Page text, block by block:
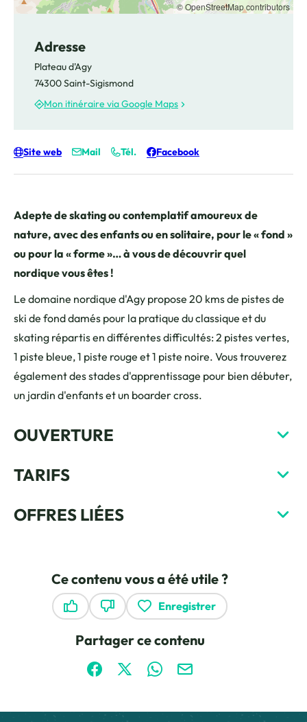
Adepte de skating ou contemplatif amoureux de
nature, avec des enfants ou en solitaire, pour le « fond »
ou pour la « forme »… à vous de découvrir quel
nordique vous êtes !
Le domaine nordique d'Agy propose 20 kms de pistes de
ski de fond damés pour la pratique du classique et du
skating répartis en différentes difficultés: 2 pistes vertes,
1 piste bleue, 1 piste rouge et 1 piste noire. Vous trouverez
également des stades d'apprentissage pour bien débuter,
un jardin d'enfants et un boarder cross.
OUVERTURE
TARIFS
OFFRES LIÉES
© OpenStreetMap contributors
Adresse
Plateau d'Agy
74300 Saint-Sigismond
Mon itinéraire via Google Maps
Site web Mail Tél. Facebook
Ce contenu vous a été utile ?
Enregistrer
Partager ce contenu
Partager sur Facebook (nouvelle fenêtre)
Partager sur X / Twitter (nouvelle
Partager sur WhatsApp
Partager par mail